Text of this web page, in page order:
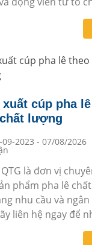
cúp pha
lượng
09-2023 - 07/08/2026
là đơn vị
phẩm pha lê
nhu cầu và ngân
liên hệ ngay để